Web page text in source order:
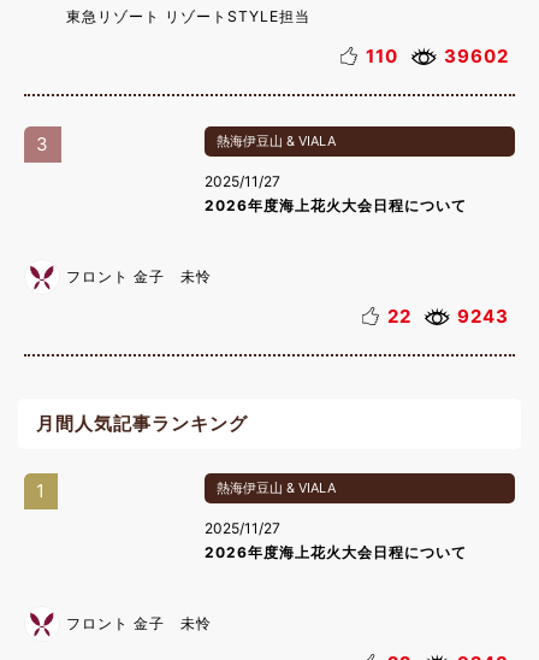
東急リゾート リゾートSTYLE担当
110 39602
3 熱海伊豆山 & VIALA
2025/11/27
2026年度海上花火大会日程について
フロント 金子 未怜
22 9243
月間人気記事ランキング
1 熱海伊豆山 & VIALA
2025/11/27
2026年度海上花火大会日程について
フロント 金子 未怜